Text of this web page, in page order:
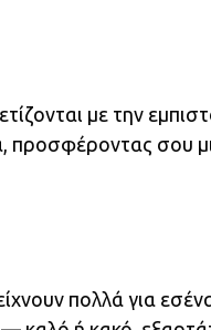
με την
προσφέροντας σου
πολλά για